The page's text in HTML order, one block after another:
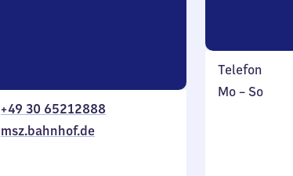
+49 30 65212888
msz.bahnhof.de
Telefon
Montag
Mo – So,